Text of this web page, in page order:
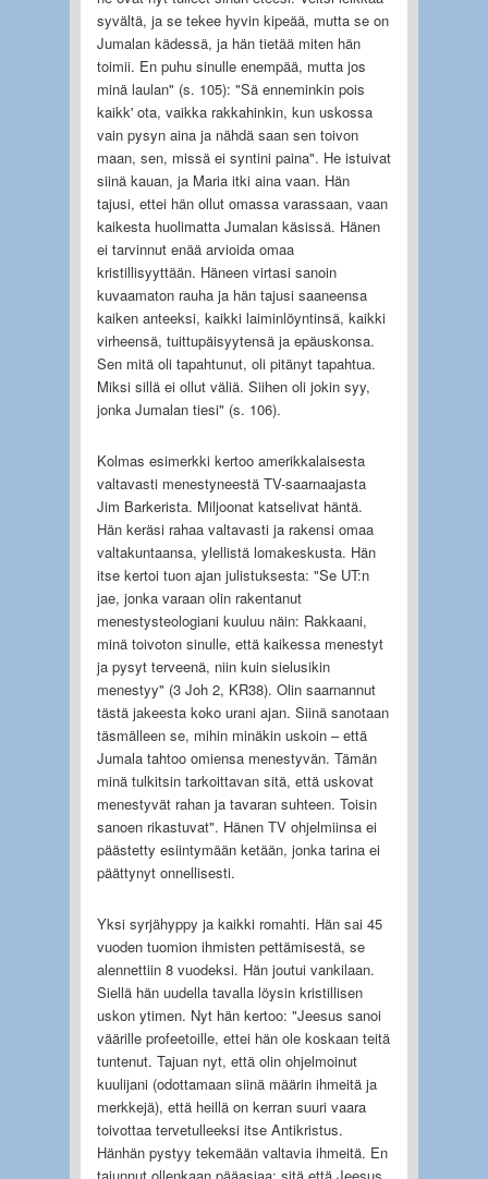
syvältä, ja se tekee hyvin kipeää, mutta se on
Jumalan kädessä, ja hän tietää miten hän
toimii. En puhu sinulle enempää, mutta jos
minä laulan" (s. 105): "Sä enneminkin pois
kaikk' ota, vaikka rakkahinkin, kun uskossa
vain pysyn aina ja nähdä saan sen toivon
maan, sen, missä ei syntini paina". He istuivat
siinä kauan, ja Maria itki aina vaan. Hän
tajusi, ettei hän ollut omassa varassaan, vaan
kaikesta huolimatta Jumalan käsissä. Hänen
ei tarvinnut enää arvioida omaa
kristillisyyttään. Häneen virtasi sanoin
kuvaamaton rauha ja hän tajusi saaneensa
kaiken anteeksi, kaikki laiminlöyntinsä, kaikki
virheensä, tuittupäisyytensä ja epäuskonsa.
Sen mitä oli tapahtunut, oli pitänyt tapahtua.
Miksi sillä ei ollut väliä. Siihen oli jokin syy,
jonka Jumalan tiesi" (s. 106).
Kolmas esimerkki kertoo amerikkalaisesta
valtavasti menestyneestä TV-saarnaajasta
Jim Barkerista. Miljoonat katselivat häntä.
Hän keräsi rahaa valtavasti ja rakensi omaa
valtakuntaansa, ylellistä lomakeskusta. Hän
itse kertoi tuon ajan julistuksesta: "Se UT:n
jae, jonka varaan olin rakentanut
menestysteologiani kuuluu näin: Rakkaani,
minä toivoton sinulle, että kaikessa menestyt
ja pysyt terveenä, niin kuin sielusikin
menestyy" (3 Joh 2, KR38). Olin saarnannut
tästä jakeesta koko urani ajan. Siinä sanotaan
täsmälleen se, mihin minäkin uskoin – että
Jumala tahtoo omiensa menestyvän. Tämän
minä tulkitsin tarkoittavan sitä, että uskovat
menestyvät rahan ja tavaran suhteen. Toisin
sanoen rikastuvat". Hänen TV ohjelmiinsa ei
päästetty esiintymään ketään, jonka tarina ei
päättynyt onnellisesti.
Yksi syrjähyppy ja kaikki romahti. Hän sai 45
vuoden tuomion ihmisten pettämisestä, se
alennettiin 8 vuodeksi. Hän joutui vankilaan.
Siellä hän uudella tavalla löysin kristillisen
uskon ytimen. Nyt hän kertoo: "Jeesus sanoi
väärille profeetoille, ettei hän ole koskaan teitä
tuntenut. Tajuan nyt, että olin ohjelmoinut
kuulijani (odottamaan siinä määrin ihmeitä ja
merkkejä), että heillä on kerran suuri vaara
toivottaa tervetulleeksi itse Antikristus.
Hänhän pystyy tekemään valtavia ihmeitä. En